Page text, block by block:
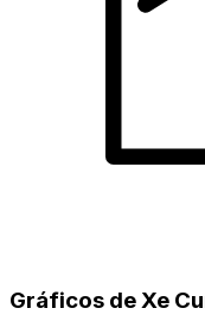
Gráficos de Xe